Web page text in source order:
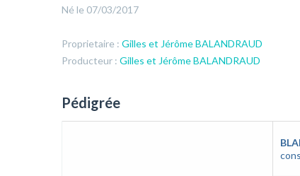
Né le 07/03/2017
Proprietaire : Gilles et Jérôme BALANDRAUD
Producteur : Gilles et Jérôme BALANDRAUD
Pédigrée